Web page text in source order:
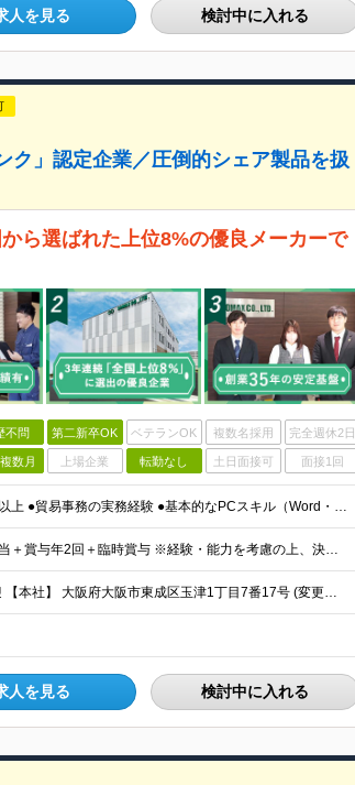
人を見る 検討中に入れる
ク」認定企業／圧倒的シェア製品を扱
ら選ばれた上位8%の優良メーカーで
不問 第二新卒OK ベテランOK 複数名採用 完全週休2日
数月 上場企業 転勤なし 土日面接可 面接1回
【20代〜40代まで幅広く歓迎！】 ●高卒以上 ●貿易事務の実務経験 ●基本的なPCスキル（Word・Excel） ●英語での電話・Eメール対応ができる方 ★言われたことだけでなく、新しい知識を吸収
★賞与年2回 月給25万円〜30万円＋諸手当＋賞与年2回＋臨時賞与 ※経験・能力を考慮の上、決定します。 ※残業代は別途全額支給します。 ※試用期間中の条件に差異はございません。
★大阪募集 ★転勤なし ★U・Iターン歓迎 【本社】 大阪府大阪市東成区玉津1丁目7番17号 (変更の範囲)上記を除く当社関連勤務地
人を見る 検討中に入れる